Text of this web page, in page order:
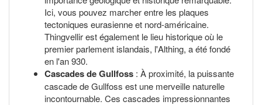
Ici, vous pouvez marcher entre les plaques
tectoniques eurasienne et nord-américaine.
Thingvellir est également le lieu historique où le
premier parlement islandais, l'Althing, a été fondé
en l'an 930.
Cascades de Gullfoss : À proximité, la puissante
cascade de Gullfoss est une merveille naturelle
incontournable. Ces cascades impressionnantes